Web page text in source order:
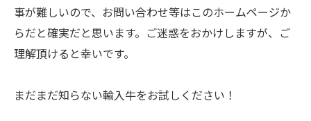
事が難しいので、お問い合わせ等はこのホームページか
らだと確実だと思います。ご迷惑をおかけしますが、ご
理解頂けると幸いです。
まだまだ知らない輸入牛をお試しください！